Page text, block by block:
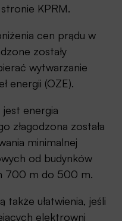
KPRM.
cen prądu w
zostały
wytwarzanie
energii (OZE).
jest energia
złagodzona została
minimalnej
od budynków
700 m do 500 m.
także ułatwienia, jeśli
elektrowni